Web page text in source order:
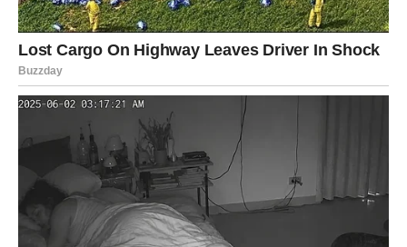
ŠKORPIJA – Sudbina otvara
vrata koja su vam godinama bila
zatvorena
Ako postoji znak koji je preživeo sve moguće lomove,
srušene planove, izdaje i tihe noći, to ste vi, Škorpije.
Vaša transformacija traje skoro dve godine, a sada… sada
konačno dolazi nagrada.